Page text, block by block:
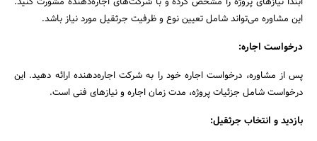
این مشاوره می‌تواند شامل تعیین نوع و ظرفیت جرثقیل مورد نیاز باشد.
درخواست اجاره:
پس از مشاوره، درخواست اجاره خود را به شرکت اجاره‌دهنده ارائه دهید. این
درخواست شامل جزئیات پروژه، مدت زمان اجاره و نیازهای فنی است.
بازدید و انتخاب جرثقیل: